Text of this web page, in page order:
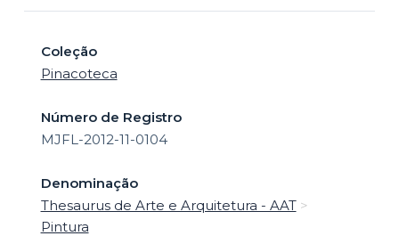
Coleção
Pinacoteca
Número de Registro
MJFL-2012-11-0104
Denominação
Thesaurus de Arte e Arquitetura - AAT>
Pintura